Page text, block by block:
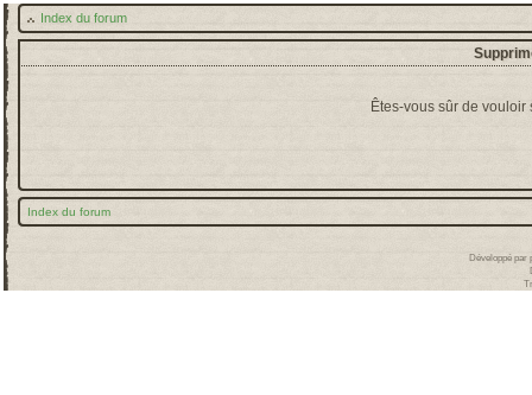
Index du forum
Êtes-vous sûr de
Index du forum
Développé par